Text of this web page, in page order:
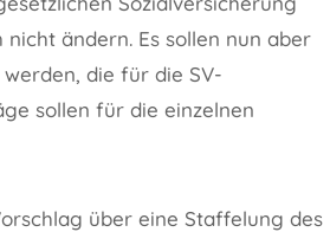
ändern. Es sollen nun aber
die für die SV-
sollen für die einzelnen
über eine Staffelung des